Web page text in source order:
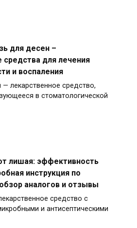
для десен –
для лечения
и воспаления
лекарственное средство,
в стоматологической
лишая: эффективность
инструкция по
аналогов и отзывы
средство с
и антисептическими